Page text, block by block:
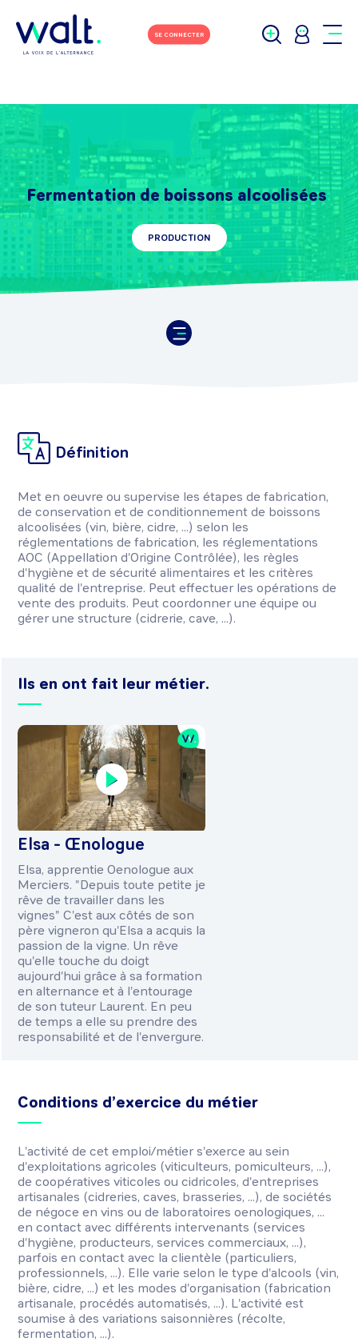
SE CONNECTER
Fermentation de boissons alcoolisées
PRODUCTION
Définition
Met en oeuvre ou supervise les étapes de fabrication,
de conservation et de conditionnement de boissons
alcoolisées (vin, bière, cidre, ...) selon les
réglementations de fabrication, les réglementations
AOC (Appellation d'Origine Contrôlée), les règles
d'hygiène et de sécurité alimentaires et les critères
qualité de l'entreprise. Peut effectuer les opérations de
vente des produits. Peut coordonner une équipe ou
gérer une structure (cidrerie, cave, ...).
Ils en ont fait leur métier.
Elsa - Œnologue
Elsa, apprentie Oenologue aux
Merciers. "Depuis toute petite je
rêve de travailler dans les
vignes" C'est aux côtés de son
père vigneron qu'Elsa a acquis la
passion de la vigne. Un rêve
qu'elle touche du doigt
aujourd'hui grâce à sa formation
en alternance et à l'entourage
de son tuteur Laurent. En peu
de temps a elle su prendre des
responsabilité et de l'envergure.
Conditions d’exercice du métier
L'activité de cet emploi/métier s'exerce au sein
d'exploitations agricoles (viticulteurs, pomiculteurs, ...),
de coopératives viticoles ou cidricoles, d'entreprises
artisanales (cidreries, caves, brasseries, ...), de sociétés
de négoce en vins ou de laboratoires oenologiques, ...
en contact avec différents intervenants (services
d'hygiène, producteurs, services commerciaux, ...),
parfois en contact avec la clientèle (particuliers,
professionnels, ...). Elle varie selon le type d'alcools (vin,
bière, cidre, ...) et les modes d'organisation (fabrication
artisanale, procédés automatisés, ...). L'activité est
soumise à des variations saisonnières (récolte,
fermentation, ...).